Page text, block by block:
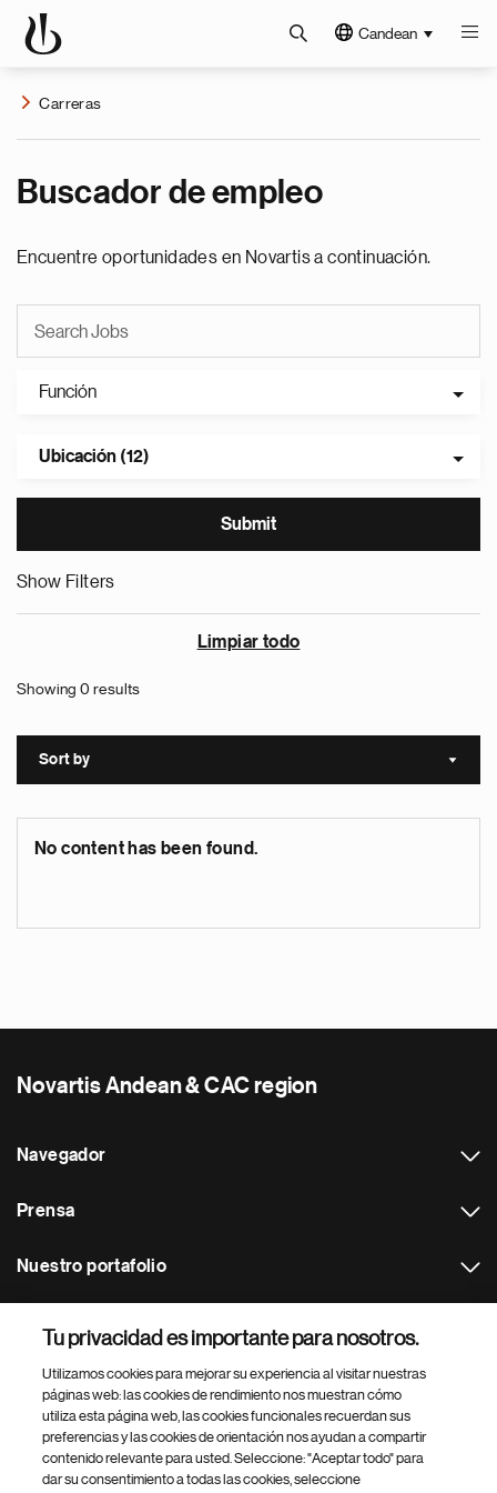
Candean
Carreras
Buscador de empleo
Encuentre oportunidades en Novartis a continuación.
Función
Ubicación (12)
Show Filters
Limpiar todo
Showing 0 results
Sort by Sort
No content has been found.
Novartis Andean & CAC region
Navegador
Prensa
Nuestro portafolio
Footer Site Search
Tu privacidad es importante para nosotros.
Utilizamos cookies para mejorar su experiencia al visitar nuestras
páginas web: las cookies de rendimiento nos muestran cómo
utiliza esta página web, las cookies funcionales recuerdan sus
preferencias y las cookies de orientación nos ayudan a compartir
contenido relevante para usted. Seleccione: "Aceptar todo" para
dar su consentimiento a todas las cookies, seleccione